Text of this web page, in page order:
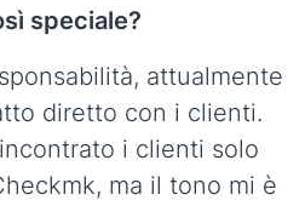
speciale?
attualmente
diretto con i clienti.
i clienti solo
ma il tono mi è